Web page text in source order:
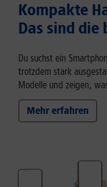
Kompakte
Das sind die
Du suchst ein
trotzdem stark
Modelle und zeigen,
Mehr erfahren